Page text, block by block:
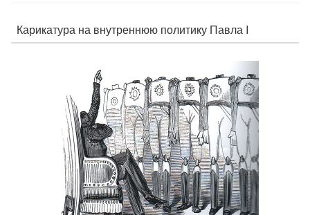
Карикатура на внутреннюю политику Павла I